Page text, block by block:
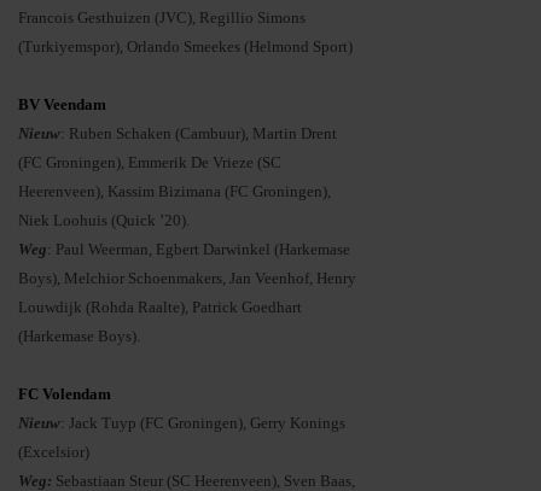
Francois Gesthuizen (JVC), Regillio Simons
(Turkiyemspor), Orlando Smeekes (Helmond Sport)
BV Veendam
Nieuw: Ruben Schaken (Cambuur), Martin Drent
(FC Groningen), Emmerik De Vrieze (SC
Heerenveen), Kassim Bizimana (FC Groningen),
Niek Loohuis (Quick ’20).
Weg: Paul Weerman, Egbert Darwinkel (Harkemase
Boys), Melchior Schoenmakers, Jan Veenhof, Henry
Louwdijk (Rohda Raalte), Patrick Goedhart
(Harkemase Boys).
FC Volendam
Nieuw: Jack Tuyp (FC Groningen), Gerry Konings
(Excelsior)
Weg: Sebastiaan Steur (SC Heerenveen), Sven Baas,